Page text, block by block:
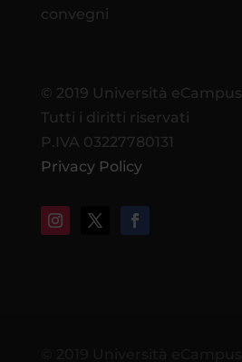
convegni
© 2019 Università eCampus
Tutti i diritti riservati
P.IVA 03227780131
Privacy Policy